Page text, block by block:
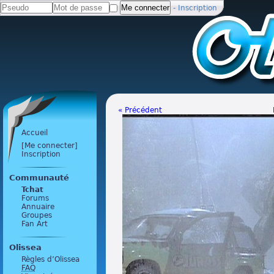
- Inscription
Accueil
[Me connecter]
Inscription
Communauté
Tchat
Forums
Annuaire
Groupes
Fan Art
Olissea
Règles d’Olissea
FAQ
« Précédent